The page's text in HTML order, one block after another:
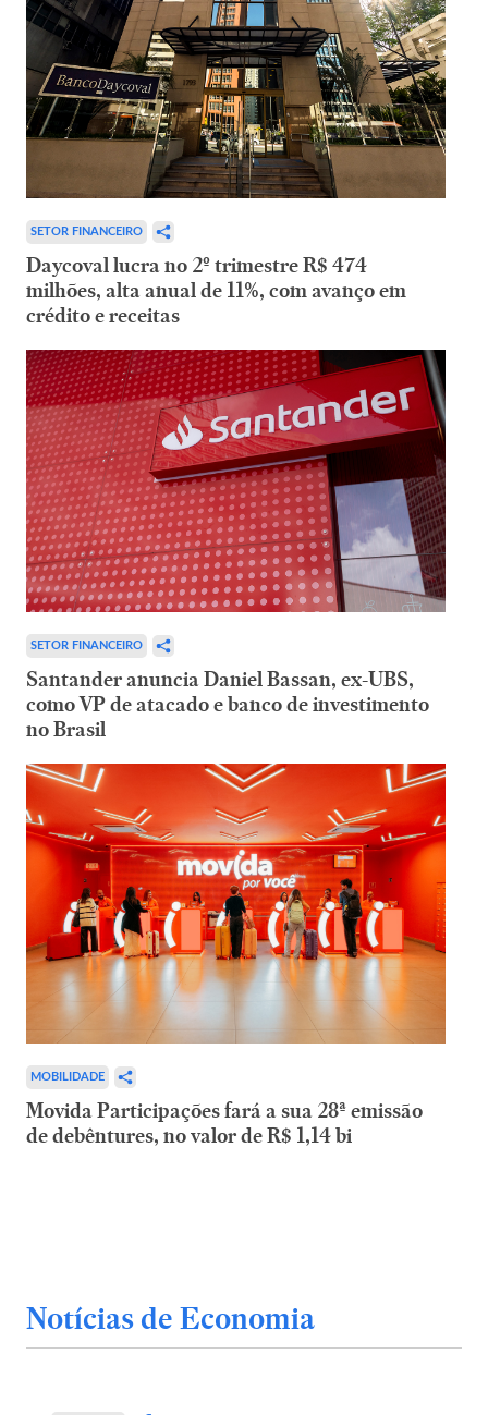
SETOR FINANCEIRO
Daycoval lucra no 2º trimestre R$ 474
milhões, alta anual de 11%, com avanço em
crédito e receitas
SETOR FINANCEIRO
Santander anuncia Daniel Bassan, ex-UBS,
como VP de atacado e banco de investimento
no Brasil
MOBILIDADE
Movida Participações fará a sua 28ª emissão
de debêntures, no valor de R$ 1,14 bi
Notícias de Economia